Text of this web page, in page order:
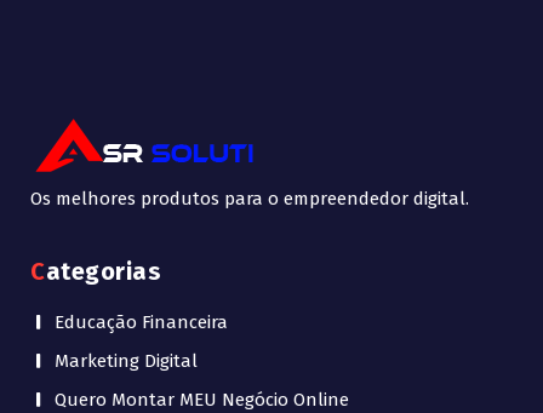
Os melhores produtos para o empreendedor digital.
Categorias
Educação Financeira
Marketing Digital
Quero Montar MEU Negócio Online